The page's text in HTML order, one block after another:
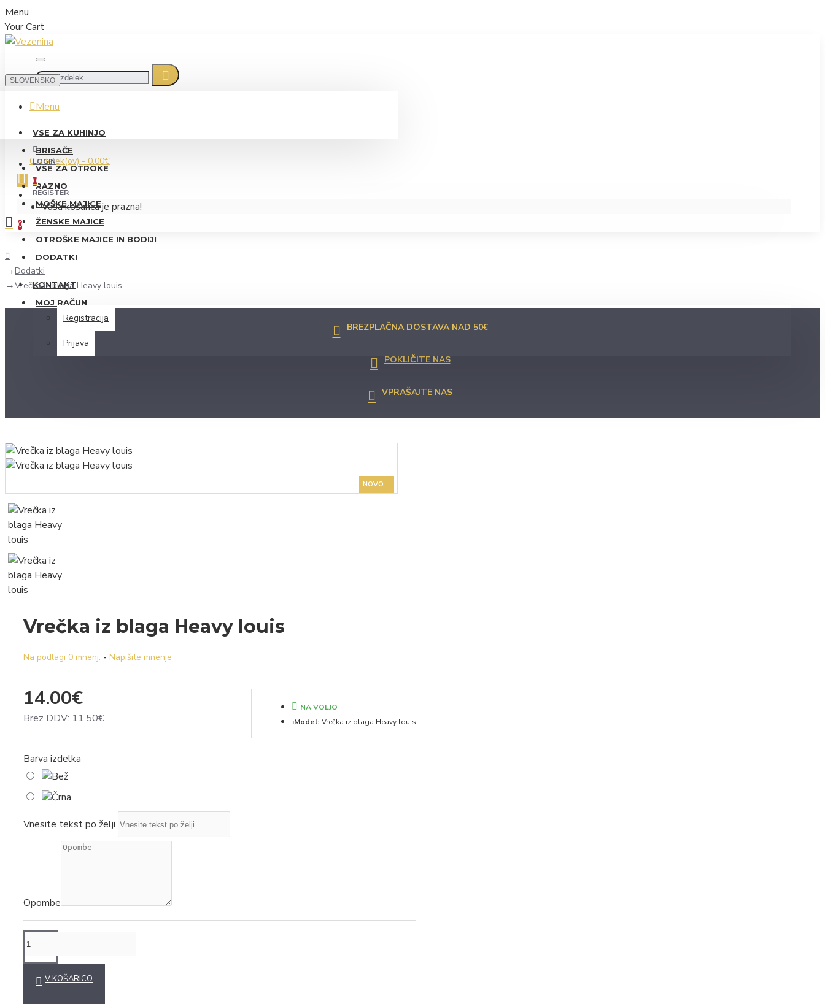
Menu
Your Cart
SLOVENSKO
0 izdelek(ov) - 0.00€
0
Vaša košarica je prazna!
Menu
VSE ZA KUHINJO
BRISAČE
VSE ZA OTROKE
RAZNO
MOŠKE MAJICE
ŽENSKE MAJICE
OTROŠKE MAJICE IN BODIJI
DODATKI
KONTAKT
MOJ RAČUN
Registracija
Prijava
LOGIN
REGISTER
0
Dodatki
Vrečka iz blaga Heavy louis
BREZPLAČNA DOSTAVA NAD 50€
POKLIČITE NAS
VPRAŠAJTE NAS
NOVO
Vrečka iz blaga Heavy louis
Na podlagi 0 mnenj. - Napišite mnenje
14.00€
Brez DDV: 11.50€
NA VOLJO
Model: Vrečka iz blaga Heavy louis
Barva izdelka
Vnesite tekst po želji
Opombe
V KOŠARICO